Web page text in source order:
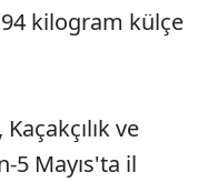
kilogram külçe
ve
5 Mayıs'ta il